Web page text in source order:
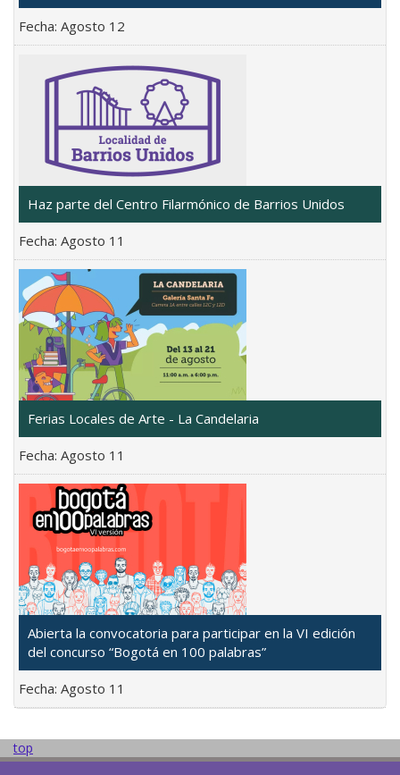
Fecha: Agosto 12
Haz parte del Centro Filarmónico de Barrios Unidos
Fecha: Agosto 11
Ferias Locales de Arte - La Candelaria
Fecha: Agosto 11
Abierta la convocatoria para participar en la VI edición
del concurso “Bogotá en 100 palabras”
Fecha: Agosto 11
top